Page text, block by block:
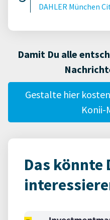
DAHLER München
Damit Du alle
Gestalte hier
Konii-
Das könnte